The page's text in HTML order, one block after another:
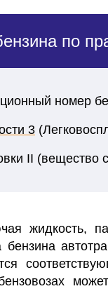
по
номер
3
II (вещество
жидкость,
бензина